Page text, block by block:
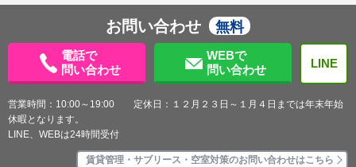
お問い合わせ 無料
電話で
問い合わせ
WEBで
問い合わせ
LINE
営業時間：10:00～19:00 定休日：１２月２３日～１月４日までは年末年始
休暇となります。
LINE、WEBは24時間受付
賃貸管理・サブリース・空室対策のお問い合わせはこちら